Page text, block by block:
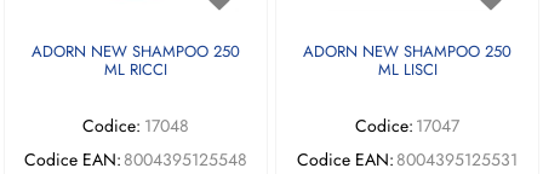
ADORN NEW SHAMPOO 250
ML RICCI
Codice: 17048
Codice EAN: 8004395125548
ADORN NEW SHAMPOO 250
ML LISCI
Codice: 17047
Codice EAN: 8004395125531